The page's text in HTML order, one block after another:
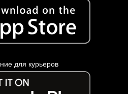
для курьеров